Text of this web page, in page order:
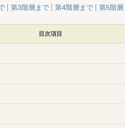
第3階層まで 第4階層まで 第5階層
目次項目